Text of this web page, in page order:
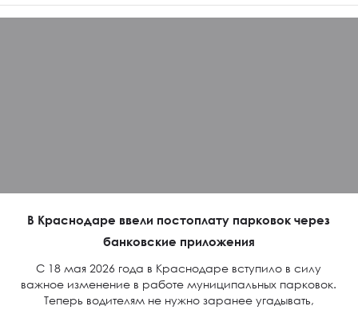
В Краснодаре ввели постоплату парковок через
банковские приложения
С 18 мая 2026 года в Краснодаре вступило в силу
важное изменение в работе муниципальных парковок.
Теперь водителям не нужно заранее угадывать,